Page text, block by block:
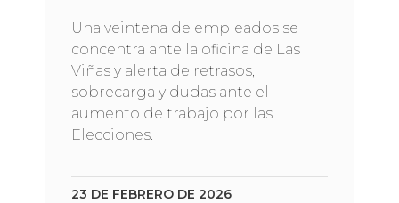
Una veintena de empleados se
concentra ante la oficina de Las
Viñas y alerta de retrasos,
sobrecarga y dudas ante el
aumento de trabajo por las
Elecciones.
23 DE FEBRERO DE 2026